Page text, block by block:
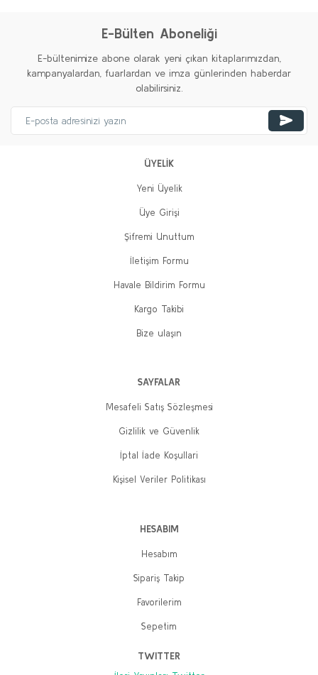
E-Bülten Aboneliği
E-bültenimize abone olarak yeni çıkan kitaplarımızdan,
kampanyalardan, fuarlardan ve imza günlerinden haberdar
olabilirsiniz.
ÜYELİK
Yeni Üyelik
Üye Girişi
Şifremi Unuttum
İletişim Formu
Havale Bildirim Formu
Kargo Takibi
Bize ulaşın
SAYFALAR
Mesafeli Satış Sözleşmesi
Gizlilik ve Güvenlik
İptal İade Koşullari
Kişisel Veriler Politikası
HESABIM
Hesabım
Sipariş Takip
Favorilerim
Sepetim
TWITTER